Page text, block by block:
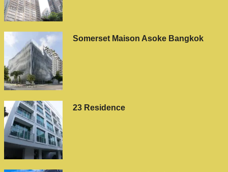
Somerset Maison Asoke Bangkok
23 Residence